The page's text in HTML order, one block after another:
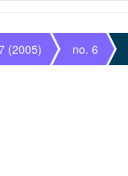
(2005) no. 6